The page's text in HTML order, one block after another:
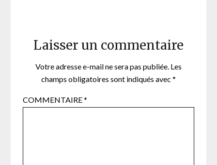
Laisser un commentaire
Votre adresse e-mail ne sera pas publiée. Les
champs obligatoires sont indiqués avec *
COMMENTAIRE*